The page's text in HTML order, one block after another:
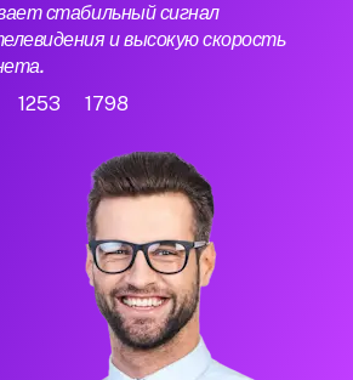
стабильный сигнал
и высокую скорость
1253 1798